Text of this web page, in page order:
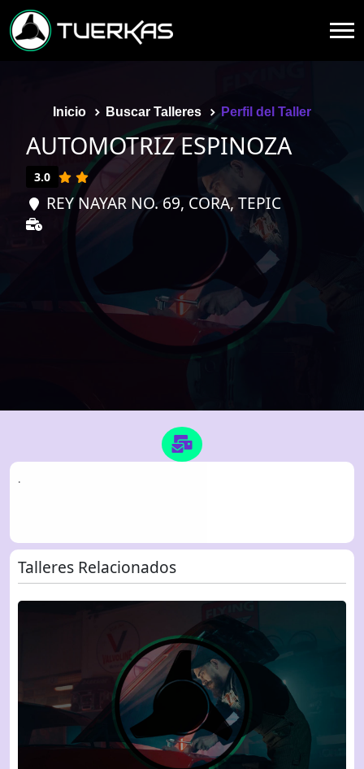
Inicio Buscar Talleres Perfil del Taller
AUTOMOTRIZ ESPINOZA
3.0
REY NAYAR NO. 69, CORA, TEPIC
.
Talleres Relacionados